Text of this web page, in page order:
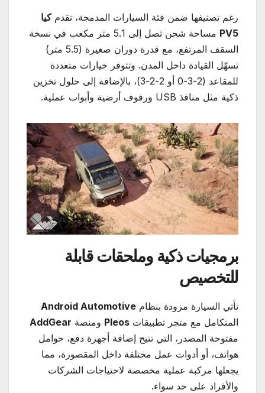
رغم تصنيفها ضمن فئة السيارات المدمجة، تقدمكيا
PV5
مساحة شحن تصل إلى 5.1 متر مكعب في نسخة
السقف المرتفع، مع قدرة دوران صغيرة (5.5 متر)
تسهّل القيادة داخل المدن. وتتوفر خيارات متعددة
للمقاعد (2-3-0 أو 2-2-3)، بالإضافة إلى حلول تخزين
ذكية مثل منافذ USB ورفوف أرضية وأبواب عملية.
برمجيات ذكية وملحقات قابلة
للتخصيص
تأتي السيارة مزودة بنظام Android Automotive
المتكامل مع متجر تطبيقات Pleos ومنصة AddGear
مفتوحة المصدر، التي تتيح إضافة أجهزة دفع، حوامل
هواتف، أو أدوات عمل مختلفة داخل المقصورة، مما
يجعلها مركبة عملية مخصصة لاحتياجات الشركات
والأفراد على حد سواء.